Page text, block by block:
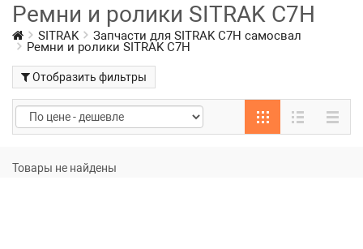
Ремни и ролики SITRAK C7H
SITRAK Запчасти для SITRAK C7H самосвал
Ремни и ролики SITRAK C7H
Отобразить фильтры
Товары не найдены